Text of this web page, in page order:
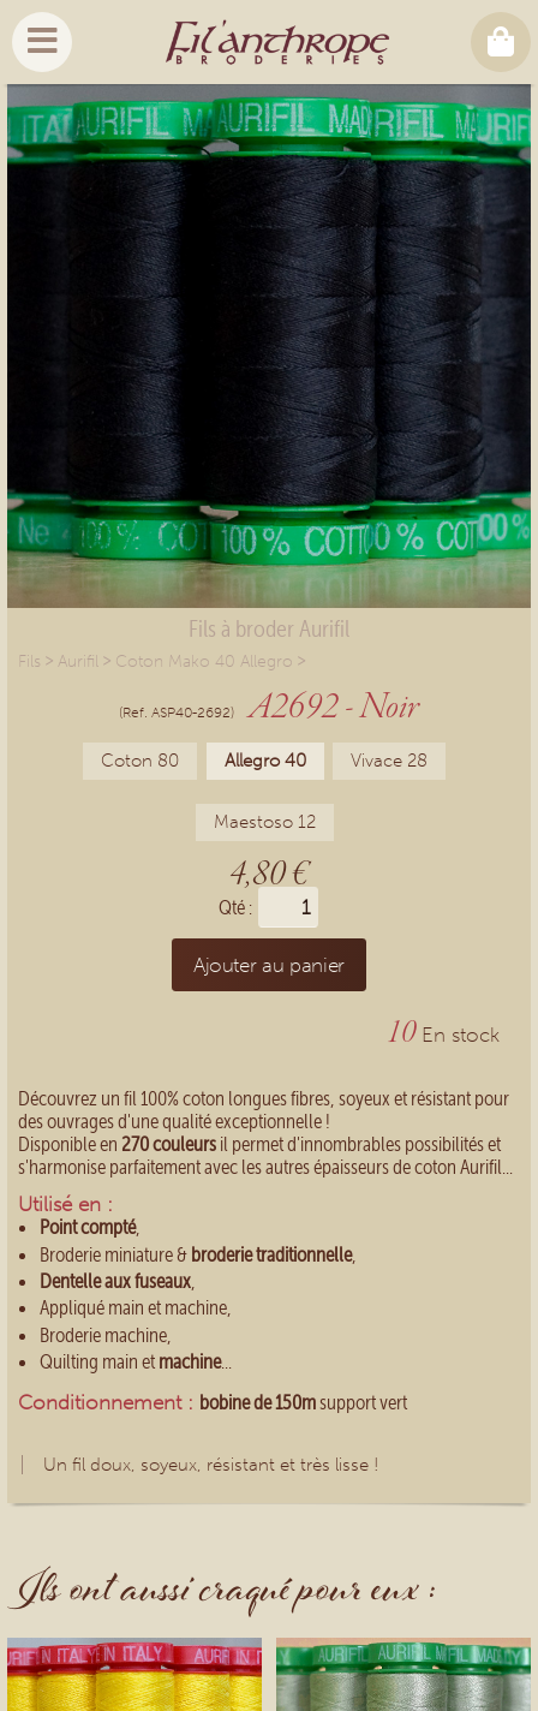
Fils à broder Aurifil
Fils > Aurifil > Coton Mako 40 Allegro >
(Ref. ASP40-2692) A2692 - Noir
Coton 80 Allegro 40 Vivace 28
Maestoso 12
Découvrez un fil 100% coton longues fibres, soyeux et résistant pour
des ouvrages d'une qualité exceptionnelle !
Disponible en 270 couleursil permet d'innombrables possibilités et
s'harmonise parfaitement avec les autres épaisseurs de coton Aurifil...
Utilisé en :
Point compté,
Broderie miniature & broderie traditionnelle,
Dentelle aux fuseaux,
Appliqué main et machine,
Broderie machine,
Quilting main et machine...
Conditionnement : bobine de 150msupport vert
4,80 €
Qté :
Ajouter au panier
Un fil doux, soyeux, résistant et très lisse !
10 En stock
Ils ont aussi craqué pour eux :